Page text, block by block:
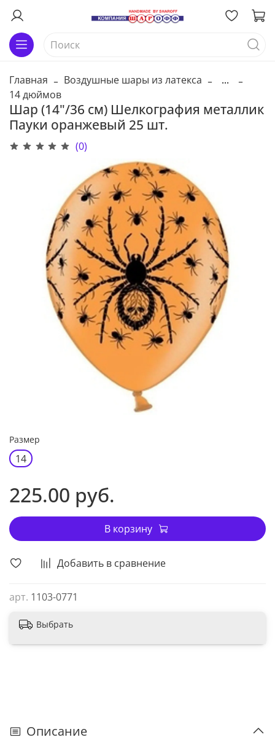
Главная Воздушные шары из латекса
...
14 дюймов
Шар (14"/36 см) Шелкография металлик
Пауки оранжевый 25 шт.
(0)
Добавить в сравнение
арт. 1103-0771
Размер
14
225.00 руб.
В корзину
Выбрать
Описание